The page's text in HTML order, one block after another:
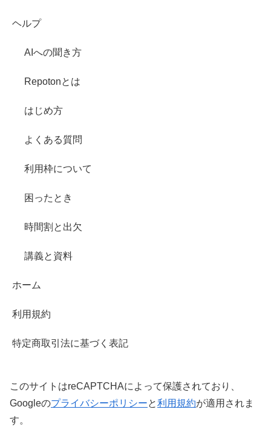
ヘルプ
AIへの聞き方
Repotonとは
はじめ方
よくある質問
利用枠について
困ったとき
時間割と出欠
講義と資料
ホーム
利用規約
特定商取引法に基づく表記
このサイトはreCAPTCHAによって保護されており、
Googleのプライバシーポリシーと利用規約が適用されま
す。